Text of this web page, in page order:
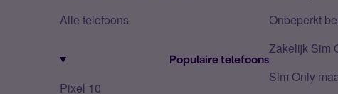
Alle telefoons
Populaire telefoons
Pixel 10
Onbeperkt
Zakelijk Sim
Sim Only